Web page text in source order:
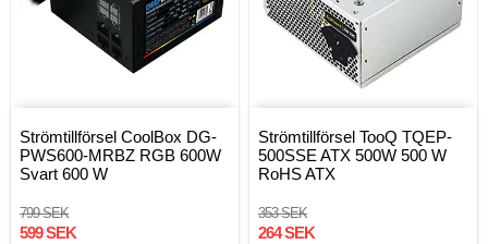
Strömtillförsel CoolBox DG-
PWS600-MRBZ RGB 600W
Svart 600 W
799 SEK
599 SEK
Strömtillförsel TooQ TQEP-
500SSE ATX 500W 500 W
RoHS ATX
353 SEK
264 SEK